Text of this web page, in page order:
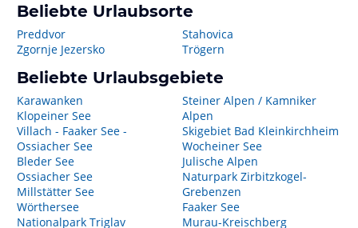
Beliebte Urlaubsorte
Preddvor
Zgornje Jezersko
Stahovica
Trögern
Beliebte Urlaubsgebiete
Karawanken
Klopeiner See
Villach - Faaker See -
Ossiacher See
Bleder See
Ossiacher See
Millstätter See
Wörthersee
Nationalpark Triglav
Steiner Alpen / Kamniker
Alpen
Skigebiet Bad Kleinkirchheim
Wocheiner See
Julische Alpen
Naturpark Zirbitzkogel-
Grebenzen
Faaker See
Murau-Kreischberg